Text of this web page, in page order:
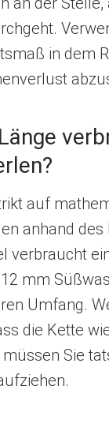
in dem
auf
anhand
verbraucht
mm
Umfang.
die Kette
Sie